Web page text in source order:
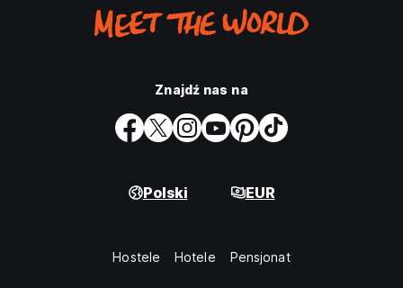
Znajdź nas na
Polski EUR
Hostele Hotele Pensjonat